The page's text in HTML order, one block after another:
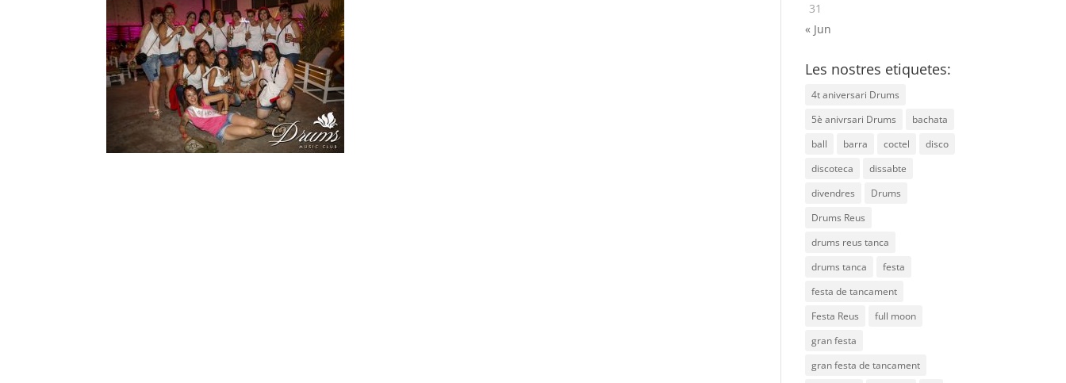
31
« Jun
Les nostres etiquetes:
4t aniversari Drums
5è anivrsari Drums
bachata
ball
barra coctel
disco
discoteca
dissabte
divendres
Drums
Drums Reus
drums reus tanca
drums tanca
festa
festa de tancament
Festa Reus
full moon
gran festa
gran festa de tancament